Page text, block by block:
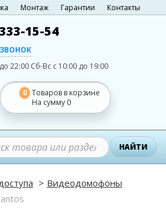
Монтаж Гарантии Контакты
333-15-54
22:00 Сб-Вс с 10:00 до 19:00
0 Товаров в корзине
На сумму 0
НАЙТИ
Видеодомофоны